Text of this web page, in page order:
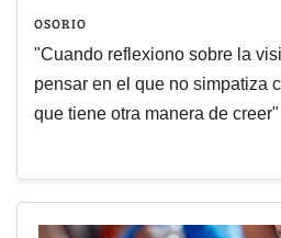
OSORIO
"Cuando reflexiono sobre la
pensar en el que no simpatiza
que tiene otra manera de creer"